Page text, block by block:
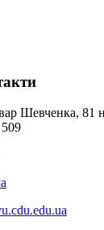
Шевченка, 81